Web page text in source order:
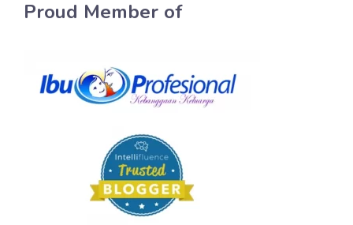
Proud Member of